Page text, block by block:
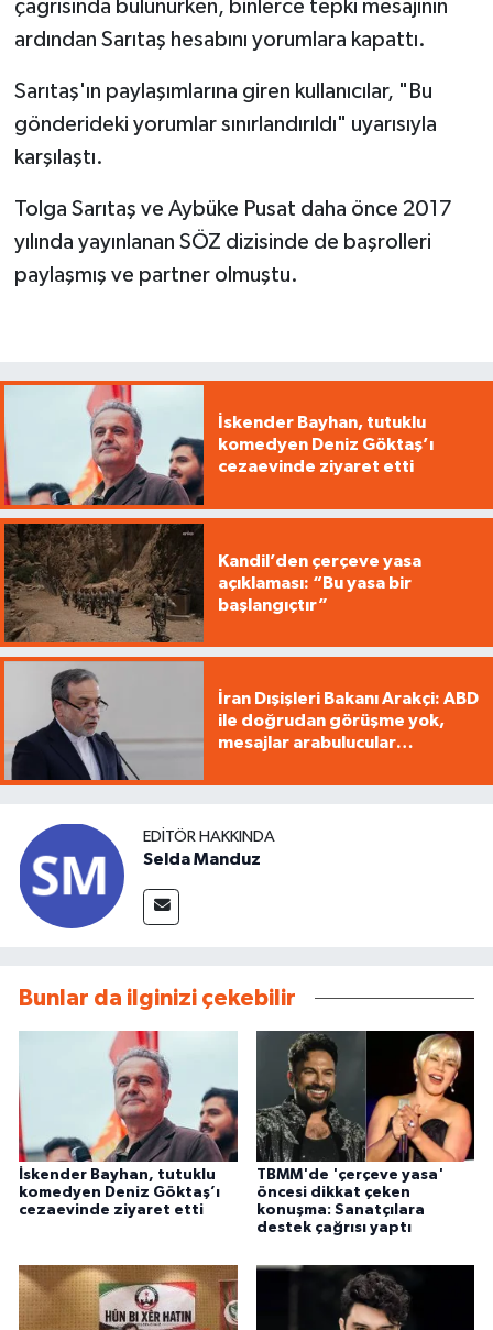
çağrısında bulunurken, binlerce tepki mesajının
ardından Sarıtaş hesabını yorumlara kapattı.
Sarıtaş'ın paylaşımlarına giren kullanıcılar, "Bu
gönderideki yorumlar sınırlandırıldı" uyarısıyla
karşılaştı.
Tolga Sarıtaş ve Aybüke Pusat daha önce 2017
yılında yayınlanan SÖZ dizisinde de başrolleri
paylaşmış ve partner olmuştu.
İskender Bayhan, tutuklu
komedyen Deniz Göktaş’ı
cezaevinde ziyaret etti
Kandil’den çerçeve yasa
açıklaması: “Bu yasa bir
başlangıçtır”
İran Dışişleri Bakanı Arakçi: ABD
ile doğrudan görüşme yok,
mesajlar arabulucular
EDITÖR HAKKINDA
Selda Manduz
Bunlar da ilginizi çekebilir
İskender Bayhan, tutuklu
komedyen Deniz Göktaş’ı
cezaevinde ziyaret etti
TBMM'de 'çerçeve yasa'
öncesi dikkat çeken
konuşma: Sanatçılara
destek çağrısı yaptı